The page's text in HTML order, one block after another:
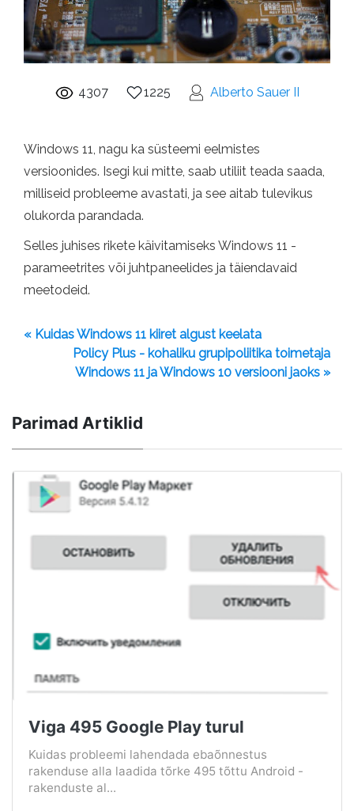
4307 1225 Alberto Sauer II
Windows 11, nagu ka süsteemi eelmistes
versioonides. Isegi kui mitte, saab utiliit teada saada,
milliseid probleeme avastati, ja see aitab tulevikus
olukorda parandada.
Selles juhises rikete käivitamiseks Windows 11 -
parameetrites või juhtpaneelides ja täiendavaid
meetodeid.
« Kuidas Windows 11 kiiret algust keelata
Policy Plus - kohaliku grupipoliitika toimetaja
Windows 11 ja Windows 10 versiooni jaoks »
Parimad Artiklid
Viga 495 Google Play turul
Kuidas probleemi lahendada ebaõnnestus
rakenduse alla laadida tõrke 495 tõttu Android -
rakenduste al...